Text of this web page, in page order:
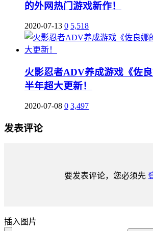
的外网热门游戏新作！
2020-07-13 0 5,518
火影忍者ADV养成游戏《佐
半年超大更新！
2020-07-08 0 3,497
发表评论
要发表评论，您必须先
插入图片